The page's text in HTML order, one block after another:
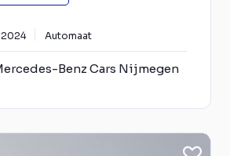
Automaat
Benz Cars Nijmegen